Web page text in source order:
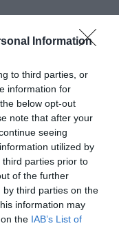
Information
to third parties, or
information for
below opt-out
note that after your
seeing
utilized by
parties prior to
of the further
third parties on the
information may
the IAB’s List of